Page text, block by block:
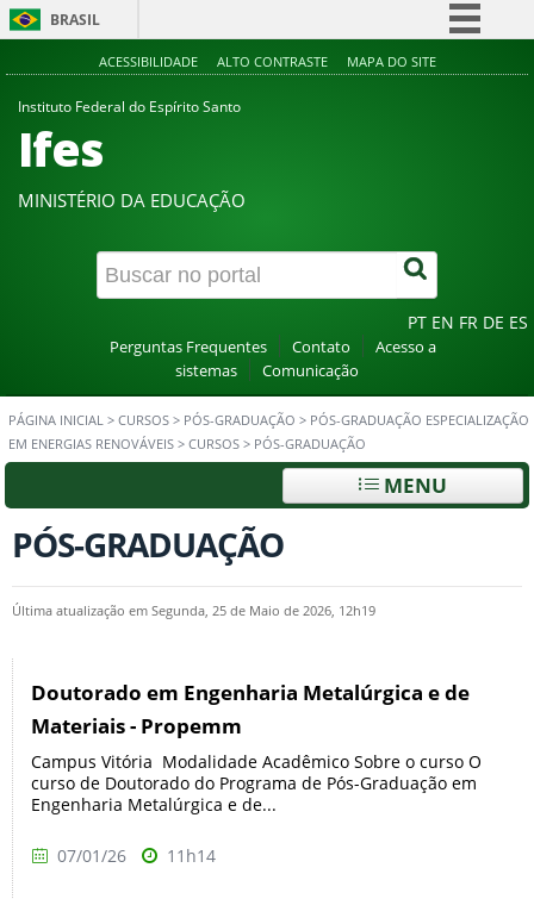
BRASIL
Simplifique!
Canais
ACESSIBILIDADE ALTO CONTRASTE MAPA DO SITE
Instituto Federal do Espírito Santo
Ifes
MINISTÉRIO DA EDUCAÇÃO
PT EN FR DE ES
Perguntas Frequentes Contato
Acesso a
sistemas
Comunicação
PÁGINA INICIAL > CURSOS > PÓS-GRADUAÇÃO > PÓS-GRADUAÇÃO ESPECIALIZAÇÃO
EM ENERGIAS RENOVÁVEIS > CURSOS > PÓS-GRADUAÇÃO
MENU
PÓS-GRADUAÇÃO
Última atualização em Segunda, 25 de Maio de 2026, 12h19
Doutorado em Engenharia Metalúrgica e de
Materiais - Propemm
Campus Vitória Modalidade Acadêmico Sobre o curso O
curso de Doutorado do Programa de Pós-Graduação em
Engenharia Metalúrgica e de...
07/01/26 11h14